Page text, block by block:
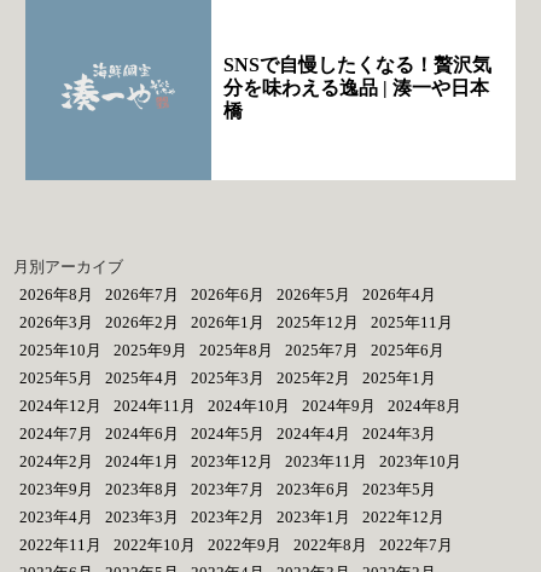
SNSで自慢したくなる！贅沢気
分を味わえる逸品 | 湊一や日本
橋
月別アーカイブ
2026年8月
2026年7月 2026年6月 2026年5月
2026年4月
2026年3月
2026年2月 2026年1月 2025年12月
2025年11月
2025年10月
2025年9月 2025年8月 2025年7月
2025年6月
2025年5月
2025年4月 2025年3月 2025年2月
2025年1月
2024年12月
2024年11月 2024年10月 2024年9月
2024年8月
2024年7月
2024年6月 2024年5月 2024年4月
2024年3月
2024年2月
2024年1月 2023年12月 2023年11月
2023年10月
2023年9月
2023年8月 2023年7月 2023年6月
2023年5月
2023年4月
2023年3月 2023年2月 2023年1月
2022年12月
2022年11月
2022年10月 2022年9月 2022年8月
2022年7月